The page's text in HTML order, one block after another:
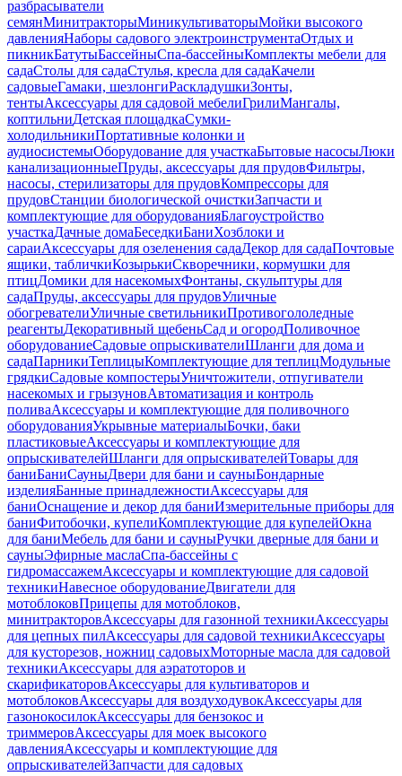
разбрасыватели
семянМинитракторыМиникультиваторыМойки высокого
давленияНаборы садового электроинструментаОтдых и
пикникБатутыБассейныСпа-бассейныКомплекты мебели для
садаСтолы для садаСтулья, кресла для садаКачели
садовыеГамаки, шезлонгиРаскладушкиЗонты,
тентыАксессуары для садовой мебелиГрилиМангалы,
коптильниДетская площадкаСумки-
холодильникиПортативные колонки и
аудиосистемыОборудование для участкаБытовые насосыЛюки
канализационныеПруды, аксессуары для прудовФильтры,
насосы, стерилизаторы для прудовКомпрессоры для
прудовСтанции биологической очисткиЗапчасти и
комплектующие для оборудованияБлагоустройство
участкаДачные домаБеседкиБаниХозблоки и
сараиАксессуары для озеленения садаДекор для садаПочтовые
ящики, табличкиКозырькиСкворечники, кормушки для
птицДомики для насекомыхФонтаны, скульптуры для
садаПруды, аксессуары для прудовУличные
обогревателиУличные светильникиПротивогололедные
реагентыДекоративный щебеньСад и огородПоливочное
оборудованиеСадовые опрыскивателиШланги для дома и
садаПарникиТеплицыКомплектующие для теплицМодульные
грядкиСадовые компостерыУничтожители, отпугиватели
насекомых и грызуновАвтоматизация и контроль
поливаАксессуары и комплектующие для поливочного
оборудованияУкрывные материалыБочки, баки
пластиковыеАксессуары и комплектующие для
опрыскивателейШланги для опрыскивателейТовары для
баниБаниСауныДвери для бани и сауныБондарные
изделияБанные принадлежностиАксессуары для
баниОснащение и декор для баниИзмерительные приборы для
баниФитобочки, купелиКомплектующие для купелейОкна
для баниМебель для бани и сауныРучки дверные для бани и
сауныЭфирные маслаСпа-бассейны с
гидромассажемАксессуары и комплектующие для садовой
техникиНавесное оборудованиеДвигатели для
мотоблоковПрицепы для мотоблоков,
минитракторовАксессуары для газонной техникиАксессуары
для цепных пилАксессуары для садовой техникиАксессуары
для кусторезов, ножниц садовыхМоторные масла для садовой
техникиАксессуары для аэратоторов и
скарификаторовАксессуары для культиваторов и
мотоблоковАксессуары для воздуходувокАксессуары для
газонокосилокАксессуары для бензокос и
триммеровАксессуары для моек высокого
давленияАксессуары и комплектующие для
опрыскивателейЗапчасти для садовых